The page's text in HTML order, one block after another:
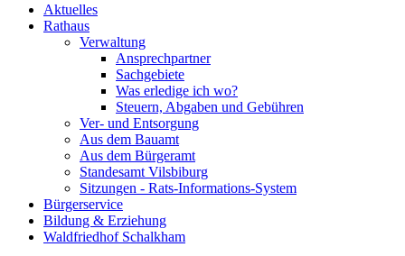
Aktuelles
Rathaus
Verwaltung
Ansprechpartner
Sachgebiete
Was erledige ich wo?
Steuern, Abgaben und Gebühren
Ver- und Entsorgung
Aus dem Bauamt
Aus dem Bürgeramt
Standesamt Vilsbiburg
Sitzungen - Rats-Informations-System
Bürgerservice
Bildung & Erziehung
Waldfriedhof Schalkham